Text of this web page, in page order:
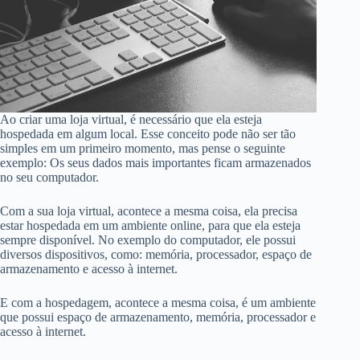
Ao criar uma loja virtual, é necessário que ela esteja
hospedada em algum local. Esse conceito pode não ser tão
simples em um primeiro momento, mas pense o seguinte
exemplo: Os seus dados mais importantes ficam armazenados
no seu computador.
Com a sua loja virtual, acontece a mesma coisa, ela precisa
estar hospedada em um ambiente online, para que ela esteja
sempre disponível. No exemplo do computador, ele possui
diversos dispositivos, como: memória, processador, espaço de
armazenamento e acesso à internet.
E com a hospedagem, acontece a mesma coisa, é um ambiente
que possui espaço de armazenamento, memória, processador e
acesso à internet.